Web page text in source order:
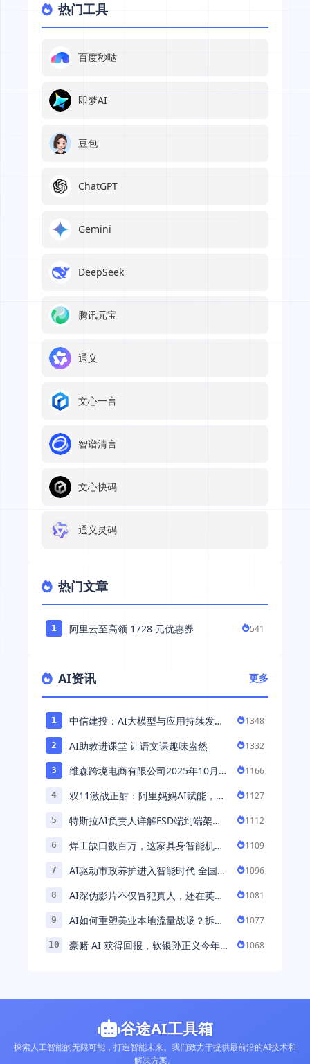
热门工具
百度秒哒
即梦AI
豆包
ChatGPT
Gemini
DeepSeek
腾讯元宝
通义
文心一言
智谱清言
文心快码
通义灵码
热门文章
1 阿里云至高领 1728 元优惠券 541
AI资讯 更多
1
中信建投：AI大模型与应用持续发展
1348
2 AI助教进课堂 让语文课趣味盎然 1332
3
维森跨境电商有限公司2025年10月落
1166
4
双11激战正酣：阿里妈妈AI赋能，助
1127
5
特斯拉AI负责人详解FSD端到端架
能 ...
1112
6
焊工缺口数百万，这家具身智能机器
1109
7
AI驱动市政养护进入智能时代 全国首
1096
8
AI深伪影片不仅冒犯真人，还在英国
1081
9
AI如何重塑美业本地流量战场？拆
1077
10
豪赌 AI 获得回报，软银孙正义今年财
1068
谷途AI工具箱
探索人工智能的无限可能，打造智能未来。我们致力于提供最前沿的AI技术和
解决方案。